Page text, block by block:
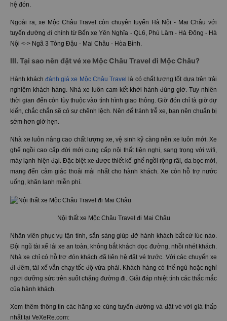
hệ đón.
Ngoài ra, xe Mộc Châu Travel còn chuyên tuyến Hà Nội - Mai Châu với
tuyến đường đi chính từ Bến xe Yên Nghĩa - QL6, Phú Lâm - Hà Đông - Hà
Nội <-> Ngã 3 Tòng Đậu - Mai Châu - Hòa Bình.
III. Tại sao nên đặt vé xe Mộc Châu Travel đi Mộc Châu?
Hành khách đánh giá xe Mộc Châu Travel
là có chất lượng tốt dựa trên trải
nghiệm khách hàng. Nhà xe luôn cam kết khởi hành đúng giờ. Tuy nhiên
thời gian đến còn tùy thuộc vào tình hình giao thông. Giờ đón chỉ là giờ dự
kiến, chắc chắn sẽ có sự chênh lệch. Nên để tránh trễ xe, bạn nên chuẩn bị
sớm hơn giờ hẹn.
Nhà xe luôn nâng cao chất lượng xe, vệ sinh kỹ càng nên xe luôn mới. Xe
ghế ngồi cao cấp đời mới cung cấp nội thất tiện nghi, sang trọng với wifi,
máy lạnh hiện đại. Đặc biệt xe được thiết kế ghế ngồi rộng rãi, da bọc mới,
mang đến cảm giác thoải mái nhất cho hành khách. Xe còn hỗ trợ nước
uống, khăn lạnh miễn phí.
Nội thất xe Mộc Châu Travel đi Mai Châu
Nhân viên phục vụ tận tình, sẵn sàng giúp đỡ hành khách bất cứ lúc nào.
Đội ngũ tài xế lái xe an toàn, không bắt khách dọc đường, nhồi nhét khách.
Nhà xe chỉ có hỗ trợ đón khách đã liên hệ đặt vé trước. Với các chuyến xe
đi đêm, tài xế vẫn chạy tốc độ vừa phải. Khách hàng có thể ngủ hoặc nghỉ
ngơi dưỡng sức trên suốt chặng đường đi. Giải đáp nhiệt tình các thắc mắc
của hành khách.
Xem thêm thông tin các hãng xe cùng tuyến đường và đặt vé với giá thấp
nhất tại VeXeRe.com: